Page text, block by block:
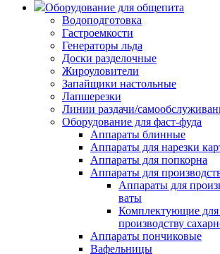
Оборудование для общепита
Водоподготовка
Гастроемкости
Генераторы льда
Доски разделочные
Жироуловители
Запайщики настольные
Лапшерезки
Линии раздачи/
Оборудование для фаст-фуда
Аппараты блинные
Аппараты для нарезки
Аппараты для попкорна
Аппараты для
Аппараты для
ваты
Комплектующие для
производству
Аппараты пончиковые
Вафельницы